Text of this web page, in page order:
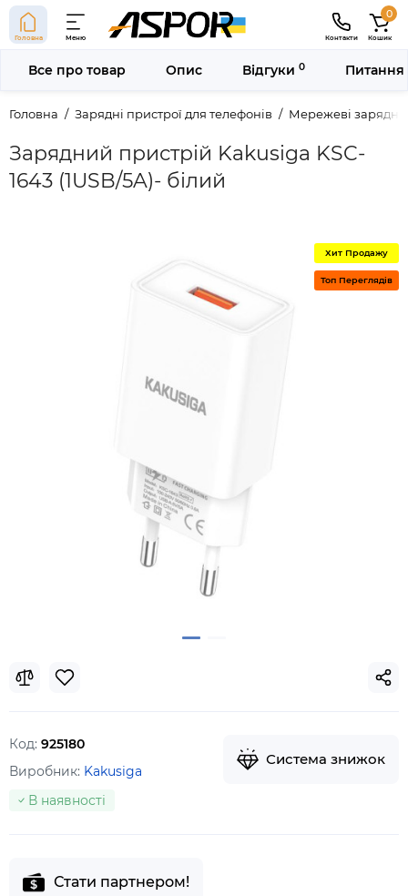
Головна Меню Контакти
0
Кошик
Головна Зарядні пристрої для телефонів Мережеві зарядні
Зарядний пристрій Kakusiga KSC-
1643 (1USB/5A)- білий
Все про товар Опис Відгуки 0 Питання
Хит Продажу
Топ Переглядів
Код: 925180
Виробник: Kakusiga
В наявності
Система знижок
Стати партнером!